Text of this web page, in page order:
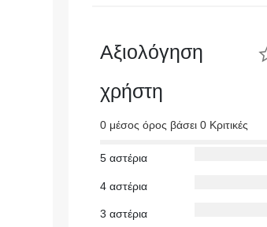
Αξιολόγηση
χρήστη
0 μέσος όρος βάσει 0 Κριτικές
5 αστέρια
4 αστέρια
3 αστέρια